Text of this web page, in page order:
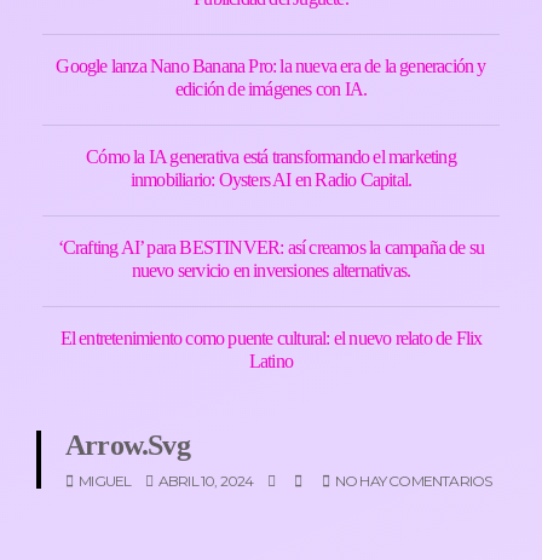
Google lanza Nano Banana Pro: la nueva era de la generación y
edición de imágenes con IA.
Cómo la IA generativa está transformando el marketing
inmobiliario: Oysters AI en Radio Capital.
‘Crafting AI’ para BESTINVER: así creamos la campaña de su
nuevo servicio en inversiones alternativas.
El entretenimiento como puente cultural: el nuevo relato de Flix
Latino
Arrow.svg
MIGUEL ABRIL 10, 2024 NO HAY COMENTARIOS